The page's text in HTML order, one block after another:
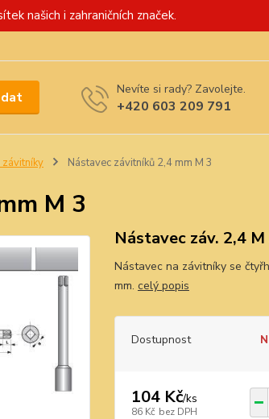
našich i zahraničních značek.
Nevíte si rady? Zavolejte.
+420 603 209 791
závitníky Nástavec závitníků 2,4 mm M 3
M 3
Nástavec záv. 2,4 M
Nástavec na závitníky se
mm. celý popis
Dostupnost
104 Kč/ks
86 Kč bez DPH